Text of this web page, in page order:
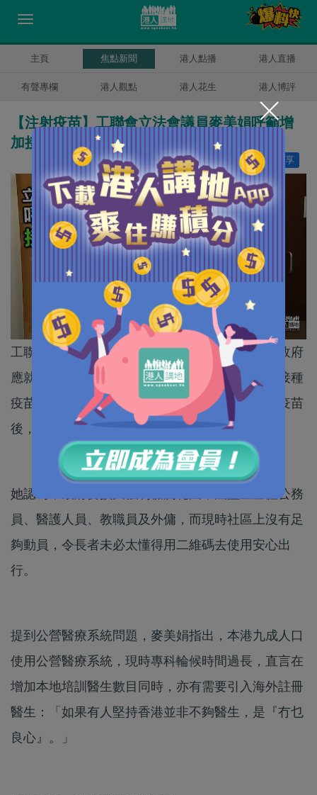
主頁 焦點新聞 港人點播 港人直播
有聲專欄 港人觀點 港人花生 港人博評
【注射疫苗】工聯會立法會議員麥美娟呼籲增
加接種疫苗誘因
分享
讚好 161
工聯會立法會議員麥美娟今早在電台節目表示，政府
應就疫苗接種制定指標，例如若有一定人口比例接種
疫苗，可以放寬限聚措施、部分處所從業員接種疫苗
後，可延長營業時間等，提高接種誘因。
她認為，政府要擴大強制檢測範圍，涵蓋至全體公務
員、醫護人員、教職員及外傭，而現時社區上沒有足
夠動員，令長者未必太懂得用二維碼去使用安心出
行。
提到公營醫療系統問題，麥美娟指出，本港九成人口
使用公營醫療系統，現時專科輪候時間過長，直言在
增加本地培訓醫生數目同時，亦有需要引入海外註冊
醫生：「如果有人堅持香港並非不夠醫生，是『冇乜
良心』。」